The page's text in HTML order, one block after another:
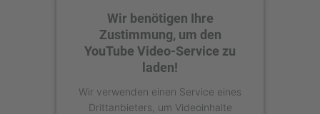
Wir benötigen Ihre
Zustimmung, um den
YouTube Video-Service zu
laden!
Wir verwenden einen Service eines
Drittanbieters, um Videoinhalte